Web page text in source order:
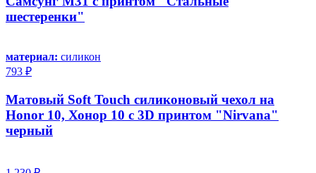
шестеренки"
материал: силикон
793 ₽
Матовый Soft Touch силиконовый чехол на
Honor 10, Хонор 10 с 3D принтом "Nirvana"
черный